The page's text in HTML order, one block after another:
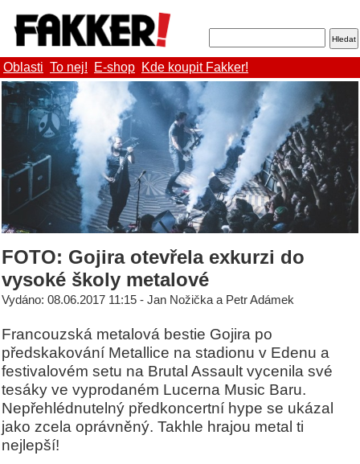
Oblasti To nej! E-shop Kde koupit Fakker!
FOTO: Gojira otevřela exkurzi do
vysoké školy metalové
Vydáno: 08.06.2017 11:15 - Jan Nožička a Petr Adámek
Francouzská metalová bestie Gojira po
předskakování Metallice na stadionu v Edenu a
festivalovém setu na Brutal Assault vycenila své
tesáky ve vyprodaném Lucerna Music Baru.
Nepřehlédnutelný předkoncertní hype se ukázal
jako zcela oprávněný. Takhle hrajou metal ti
nejlepší!